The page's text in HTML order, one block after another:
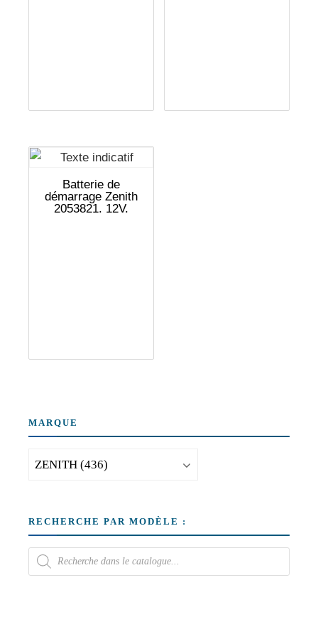
Batterie de
démarrage Zenith
2053821. 12V.
MARQUE
RECHERCHE PAR MODÈLE :